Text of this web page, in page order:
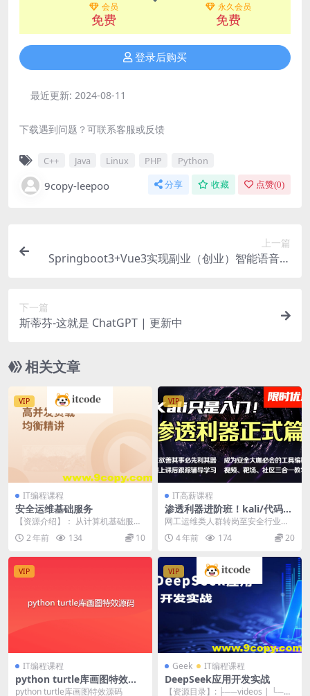
会员
免费
永久会员
免费
登录后购买
最近更新: 2024-08-11
下载遇到问题？可联系客服或反馈
C++ Java Linux PHP Python
9copy-leepoo 分享 收藏 点赞(0)
上一篇
Springboot3+Vue3实现副业（创业）智能语音项
下一篇
斯蒂芬-这就是 ChatGPT | 更新中
相关文章
VIP
IT编程课程
安全运维基础服务
【资源介绍】： 从计算机基础服务
入手，讲解网络运维中常用的基本
知识。再从Wind...
2 年前 134 10
VIP
IT高薪课程
渗透利器进阶班！kali/代码审
计/网络安全/web安全/测试/
信息安全
网工运维类人群转岗至安全行业已
是刚需，本身运维岗发展到后期就
是安全运维,而想有更...
4 年前 174 20
VIP
IT编程课程
python turtle库画图特效源
码
python turtle库画图特效源码
VIP
Geek IT编程课程
DeepSeek应用开发实战
【资源目录】: ├──videos | └──